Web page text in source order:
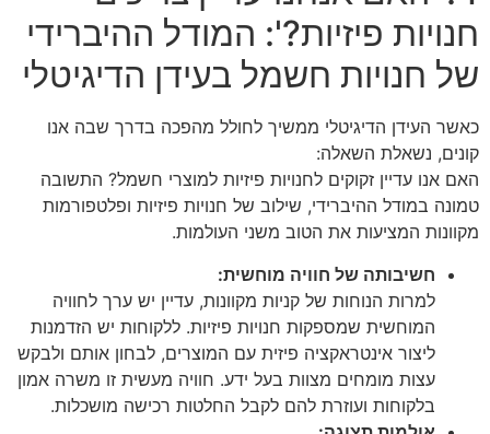
חנויות פיזיות?': המודל ההיברידי
של חנויות חשמל בעידן הדיגיטלי
כאשר העידן הדיגיטלי ממשיך לחולל מהפכה בדרך שבה אנו
קונים, נשאלת השאלה:
האם אנו עדיין זקוקים לחנויות פיזיות למוצרי חשמל? התשובה
טמונה במודל ההיברידי, שילוב של חנויות פיזיות ופלטפורמות
מקוונות המציעות את הטוב משני העולמות.
חשיבותה של חוויה מוחשית:
למרות הנוחות של קניות מקוונות, עדיין יש ערך לחוויה
המוחשית שמספקות חנויות פיזיות. ללקוחות יש הזדמנות
ליצור אינטראקציה פיזית עם המוצרים, לבחון אותם ולבקש
עצות מומחים מצוות בעל ידע. חוויה מעשית זו משרה אמון
בלקוחות ועוזרת להם לקבל החלטות רכישה מושכלות.